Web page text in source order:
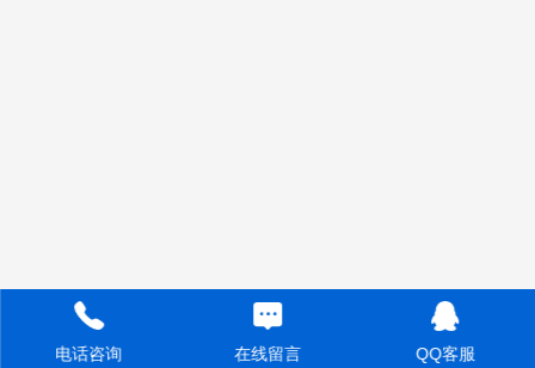
电话咨询 在线留言 QQ客服